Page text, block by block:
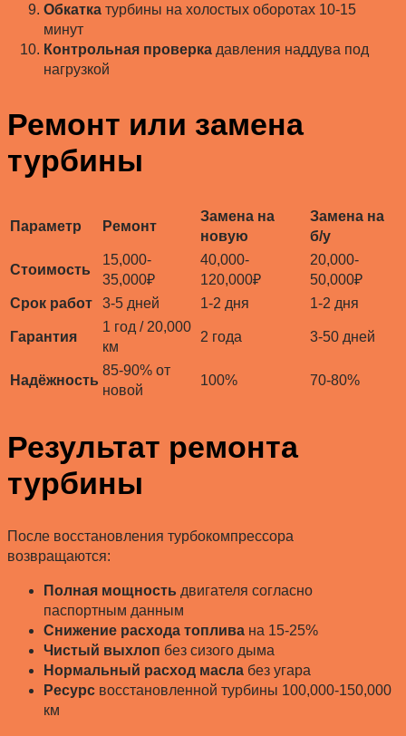
Обкатка турбины на холостых оборотах 10-15
минут
Контрольная проверка давления наддува под
нагрузкой
Ремонт или замена
турбины
Параметр Ремонт
Замена на
новую
Замена на
б/у
Стоимость
15,000-
35,000₽
40,000-
120,000₽
20,000-
50,000₽
Срок работ
3-5 дней 1-2 дня 1-2 дня
Гарантия
1 год / 20,000
км
2 года 3-50 дней
Надёжность
85-90% от
новой
100% 70-80%
Результат ремонта
турбины
После восстановления турбокомпрессора
возвращаются:
Полная мощность двигателя согласно
паспортным данным
Снижение расхода топлива на 15-25%
Чистый выхлоп без сизого дыма
Нормальный расход масла без угара
Ресурс восстановленной турбины 100,000-150,000
км